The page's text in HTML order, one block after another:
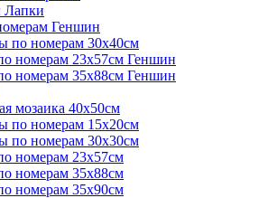
Лапки
Геншин
по номерам 30х40см
номерам 23х57см Геншин
номерам 35х88см Геншин
мозаика 40х50см
по номерам 15х20см
по номерам 30х30см
номерам 23х57см
номерам 35х88см
номерам 35х90см